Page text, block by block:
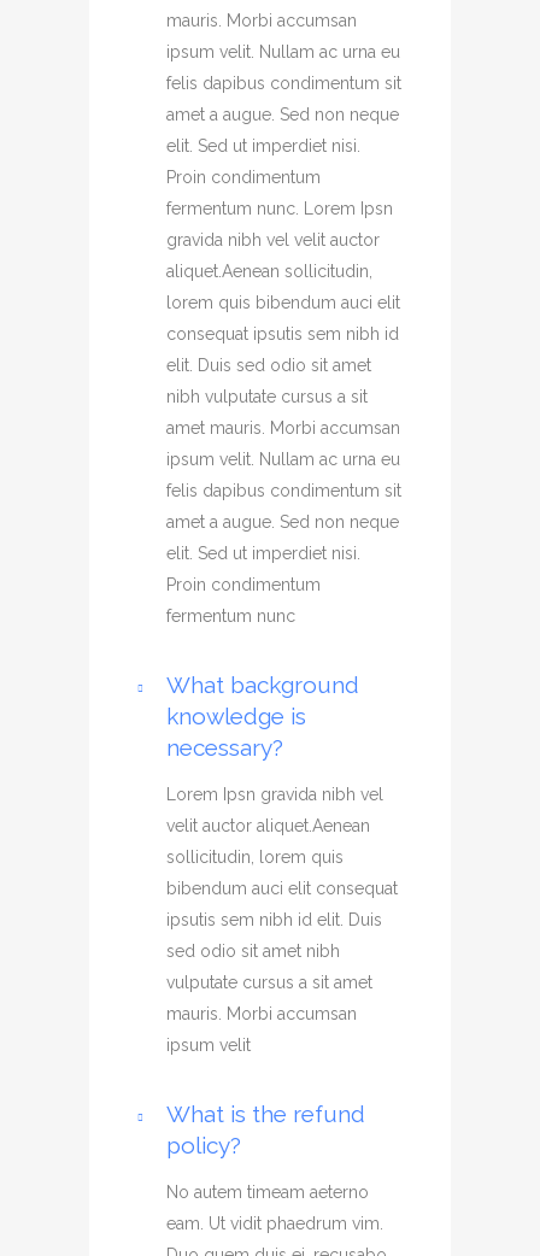
mauris. Morbi accumsan
ipsum velit. Nullam ac urna eu
felis dapibus condimentum sit
amet a augue. Sed non neque
elit. Sed ut imperdiet nisi.
Proin condimentum
fermentum nunc. Lorem Ipsn
gravida nibh vel velit auctor
aliquet.Aenean sollicitudin,
lorem quis bibendum auci elit
consequat ipsutis sem nibh id
elit. Duis sed odio sit amet
nibh vulputate cursus a sit
amet mauris. Morbi accumsan
ipsum velit. Nullam ac urna eu
felis dapibus condimentum sit
amet a augue. Sed non neque
elit. Sed ut imperdiet nisi.
Proin condimentum
fermentum nunc
What background
knowledge is
necessary?
Lorem Ipsn gravida nibh vel
velit auctor aliquet.Aenean
sollicitudin, lorem quis
bibendum auci elit consequat
ipsutis sem nibh id elit. Duis
sed odio sit amet nibh
vulputate cursus a sit amet
mauris. Morbi accumsan
ipsum velit
What is the refund
policy?
No autem timeam aeterno
eam. Ut vidit phaedrum vim.